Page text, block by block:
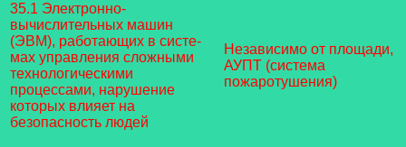
35.1 Электронно-
вычислительных машин
(ЭВМ), работающих в систе-
мах управления сложными
технологическими
процессами, нарушение
которых влияет на
безопасность людей
Независимо от площади,
АУПТ (система
пожаротушения)